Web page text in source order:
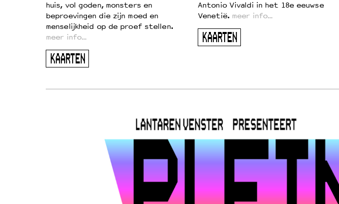
huis, vol goden, monsters en
beproevingen die zijn moed en
menselijkheid op de proef stellen.
meer info…
KAARTEN
Antonio Vivaldi in het 18e eeuwse
Venetië. meer info…
KAARTEN